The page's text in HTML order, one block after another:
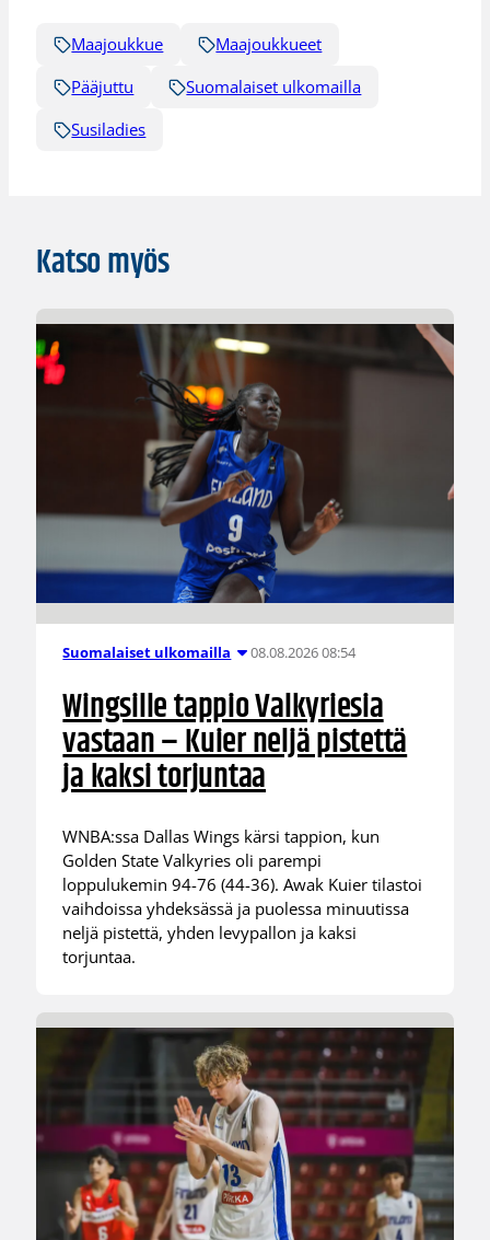
Maajoukkue
Maajoukkueet
Pääjuttu
Suomalaiset ulkomailla
Susiladies
Katso myös
Suomalaiset ulkomailla 08.08.2026 08:54
Wingsille tappio Valkyriesia
vastaan – Kuier neljä pistettä
ja kaksi torjuntaa
WNBA:ssa Dallas Wings kärsi tappion, kun
Golden State Valkyries oli parempi
loppulukemin 94-76 (44-36). Awak Kuier tilastoi
vaihdoissa yhdeksässä ja puolessa minuutissa
neljä pistettä, yhden levypallon ja kaksi
torjuntaa.